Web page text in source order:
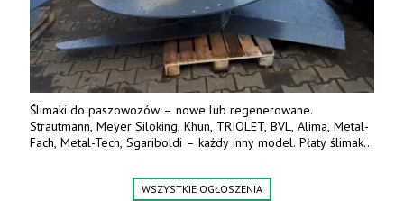
Ślimaki do paszowozów – nowe lub regenerowane.
Strautmann, Meyer Siloking, Khun, TRIOLET, BVL, Alima, Metal-
Fach, Metal-Tech, Sgariboldi – każdy inny model. Płaty ślimaka
– 15 lub 18 mm. Możliwa wymiana i dowóz na miejsce – cała
Polska. Tel. 609 144 596.WSZYSTKIE OGŁOSZENIA